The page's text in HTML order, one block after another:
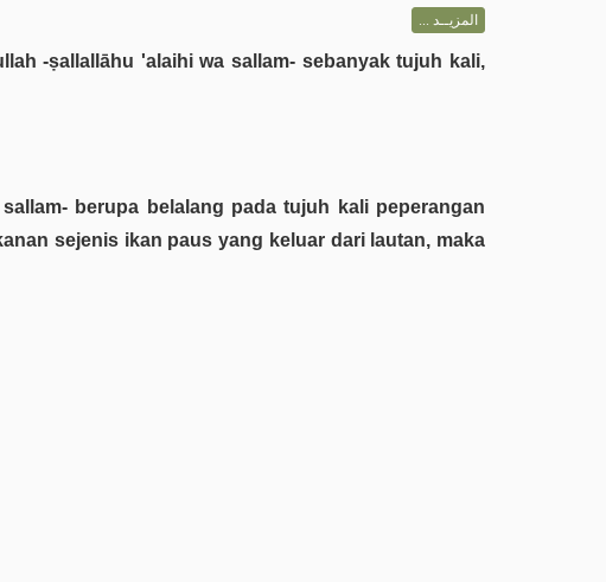
المزيــد ...
-ṣallallāhu 'alaihi wa sallam- sebanyak tujuh kali,
berupa belalang pada tujuh kali peperangan
sejenis ikan paus yang keluar dari lautan, maka